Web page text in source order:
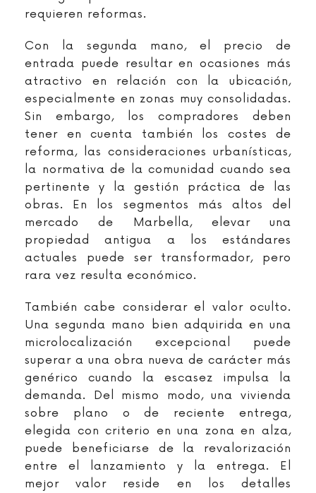
requieren reformas.
Con la segunda mano, el precio de
entrada puede resultar en ocasiones más
atractivo en relación con la ubicación,
especialmente en zonas muy consolidadas.
Sin embargo, los compradores deben
tener en cuenta también los costes de
reforma, las consideraciones urbanísticas,
la normativa de la comunidad cuando sea
pertinente y la gestión práctica de las
obras. En los segmentos más altos del
mercado de Marbella, elevar una
propiedad antigua a los estándares
actuales puede ser transformador, pero
rara vez resulta económico.
También cabe considerar el valor oculto.
Una segunda mano bien adquirida en una
microlocalización excepcional puede
superar a una obra nueva de carácter más
genérico cuando la escasez impulsa la
demanda. Del mismo modo, una vivienda
sobre plano o de reciente entrega,
elegida con criterio en una zona en alza,
puede beneficiarse de la revalorización
entre el lanzamiento y la entrega. El
mejor valor reside en los detalles